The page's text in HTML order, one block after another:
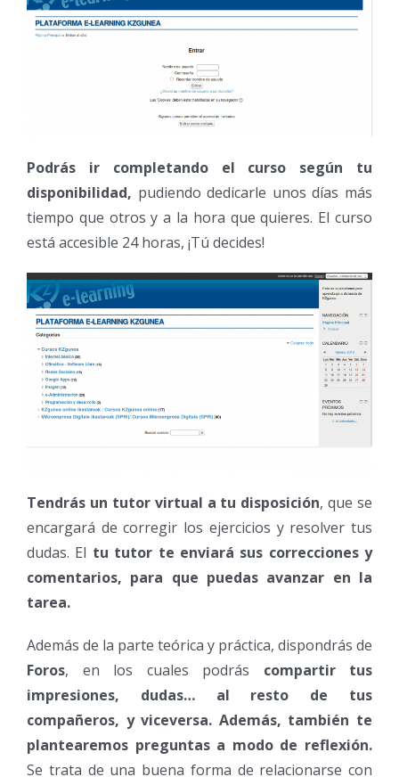
Podrás ir completando el curso según tu
disponibilidad, pudiendo dedicarle unos días más
tiempo que otros y a la hora que quieres. El curso
está accesible 24 horas, ¡Tú decides!
Tendrás un tutor virtual a tu disposición, que se
encargará de corregir los ejercicios y resolver tus
dudas. El tu tutor te enviará sus correcciones y
comentarios, para que puedas avanzar en la
tarea.
Además de la parte teórica y práctica, dispondrás de
Foros, en los cuales podrás compartir tus
impresiones, dudas… al resto de tus
compañeros, y viceversa. Además, también te
plantearemos preguntas a modo de reflexión.
Se trata de una buena forma de relacionarse con